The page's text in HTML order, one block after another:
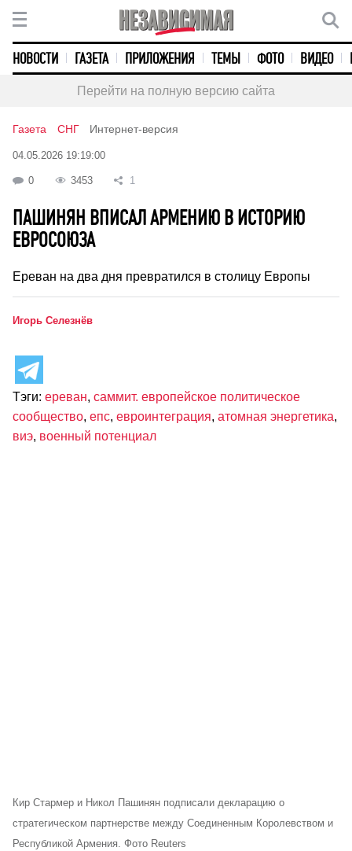
НОВОСТИ ГАЗЕТА ПРИЛОЖЕНИЯ ТЕМЫ ФОТО ВИДЕО
Перейти на полную версию сайта
Газета СНГ Интернет-версия
04.05.2026 19:19:00
0 3453 1
ПАШИНЯН ВПИСАЛ АРМЕНИЮ В ИСТОРИЮ
ЕВРОСОЮЗА
Ереван на два дня превратился в столицу Европы
Игорь Селезнёв
Тэги: ереван, саммит. европейское политическое
сообщество, епс, евроинтеграция, атомная энергетика,
виэ, военный потенциал
Кир Стармер и Никол Пашинян подписали декларацию о
стратегическом партнерстве между Соединенным Королевством и
Республикой Армения. Фото Reuters